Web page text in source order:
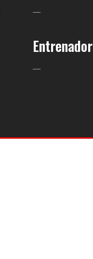
—
Entrenador
—